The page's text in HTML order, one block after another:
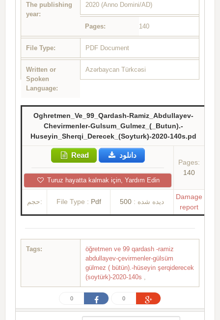
The publishing
year:
2020 (Anno Domini/AD)
Pages: 140
File Type: PDF Document
Written or
Spoken
Language:
Azərbaycan Türkcəsi
Oghretmen_Ve_99_Qardash-Ramiz_Abdullayev-
Chevirmenler-Gulsum_Gulmez_(_Butun).-
Huseyin_Sherqi_Derecek_(Soyturk)-2020-140s.pd
Read دانلود
Turuz hayatta kalmak için, Yardım Edin
Pages:
140
حجم: File Type : Pdf دیده شده : 500
Damage
report
Tags:
öğretmen ve 99 qardash -ramiz
abdullayev-çevirmenler-gülsüm
gülmez ( bütün).-hüseyin şerqiderecek
(soytürk)-2020-140s
0 0